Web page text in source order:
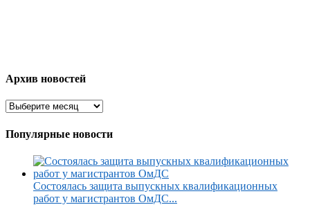
Архив новостей
Популярные новости
Состоялась защита выпускных квалификационных
работ у магистрантов ОмДС...